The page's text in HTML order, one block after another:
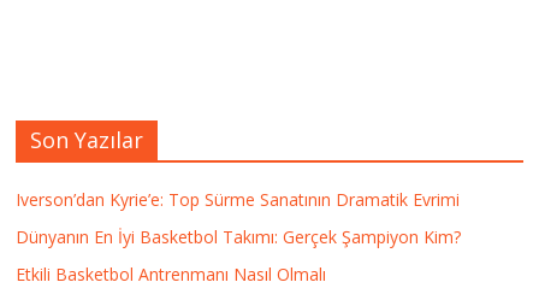
Son Yazılar
Iverson’dan Kyrie’e: Top Sürme Sanatının Dramatik Evrimi
Dünyanın En İyi Basketbol Takımı: Gerçek Şampiyon Kim?
Etkili Basketbol Antrenmanı Nasıl Olmalı